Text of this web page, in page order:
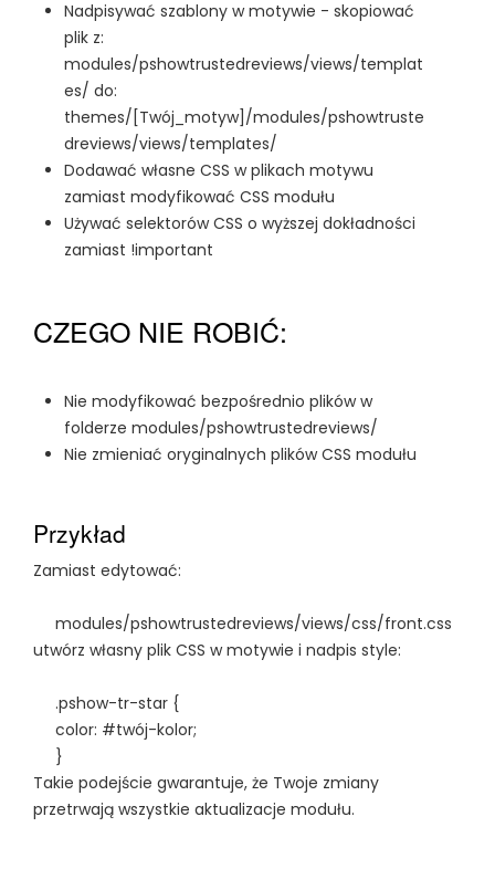
Nadpisywać szablony w motywie - skopiować
plik z:
modules/pshowtrustedreviews/views/templat
es/ do:
themes/[Twój_motyw]/modules/pshowtruste
dreviews/views/templates/
Dodawać własne CSS w plikach motywu
zamiast modyfikować CSS modułu
Używać selektorów CSS o wyższej dokładności
zamiast !important
CZEGO NIE ROBIĆ:
Nie modyfikować bezpośrednio plików w
folderze modules/pshowtrustedreviews/
Nie zmieniać oryginalnych plików CSS modułu
Przykład
Zamiast edytować:
modules/pshowtrustedreviews/views/css/front.css
utwórz własny plik CSS w motywie i nadpis style:
.pshow-tr-star {
color: #twój-kolor;
}
Takie podejście gwarantuje, że Twoje zmiany
przetrwają wszystkie aktualizacje modułu.